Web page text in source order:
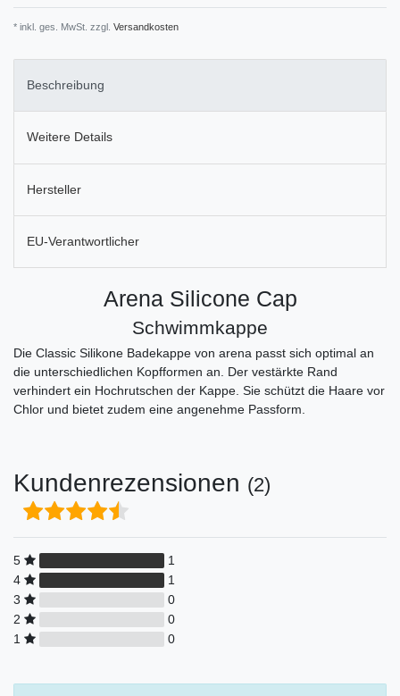
* inkl. ges. MwSt. zzgl. Versandkosten
Beschreibung
Weitere Details
Hersteller
EU-Verantwortlicher
Arena Silicone Cap
Schwimmkappe
Die Classic Silikone Badekappe von arena passt sich optimal an
die unterschiedlichen Kopfformen an. Der vestärkte Rand
verhindert ein Hochrutschen der Kappe. Sie schützt die Haare vor
Chlor und bietet zudem eine angenehme Passform.
Kundenrezensionen (2)
5
1
4
1
3
0
2
0
1
0